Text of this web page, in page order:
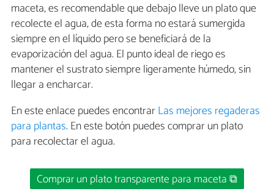
maceta, es recomendable que debajo lleve un plato que
recolecte el agua, de esta forma no estará sumergida
siempre en el líquido pero se beneficiará de la
evaporización del agua. El punto ideal de riego es
mantener el sustrato siempre ligeramente húmedo, sin
llegar a encharcar.
En este enlace puedes encontrarLas mejores regaderas
para plantas. En este botón puedes comprar un plato
para recolectar el agua.
Comprar un plato transparente para maceta ⧉